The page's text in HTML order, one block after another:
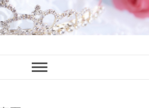
ンブロ